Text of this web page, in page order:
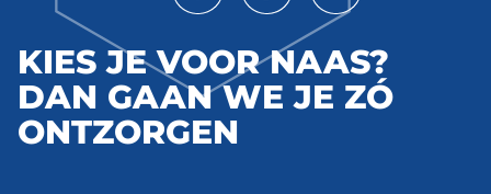
KIES JE VOOR NAAS?
DAN GAAN WE JE ZÓ
ONTZORGEN